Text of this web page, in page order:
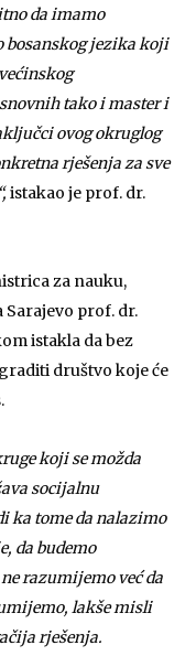
da imamo
bosanskog jezika koji
tako i master i
ovog okruglog
rješenja za sve
istakao je prof. dr.
za nauku,
prof. dr.
istakla da bez
društvo koje će
koji se možda
socijalnu
ka tome da nalazimo
da budemo
razumijemo već da
lakše misli
rješenja.